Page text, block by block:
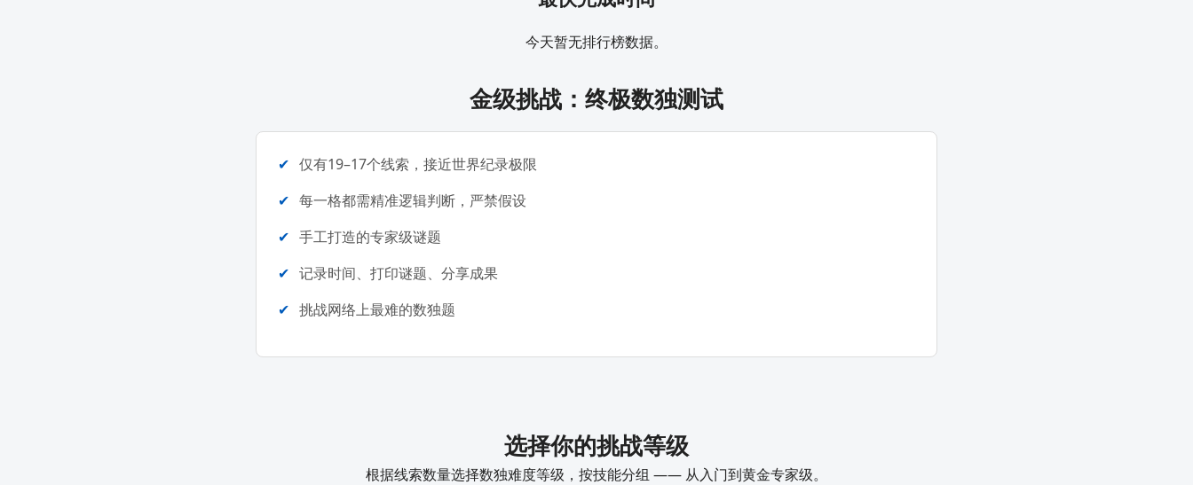
今天暂无排行榜数据。
金级挑战：终极数独测试
仅有19–17个线索，接近世界纪录极限
每一格都需精准逻辑判断，严禁假设
手工打造的专家级谜题
记录时间、打印谜题、分享成果
挑战网络上最难的数独题
选择你的挑战等级
根据线索数量选择数独难度等级，按技能分组 —— 从入门到黄金专家级。